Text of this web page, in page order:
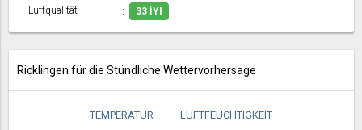
Luftqualität
33 İYI
Ricklingen für die Stündliche Wettervorhersage
TEMPERATUR LUFTFEUCHTIGKEIT